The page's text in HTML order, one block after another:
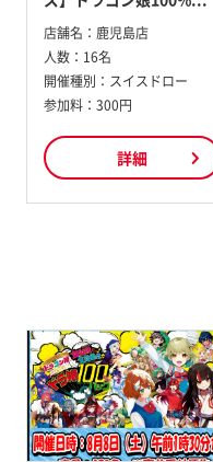
店舗名： 鹿児島店
人数： 16名
開催種別： スイスドロー
参加料： 300円
詳細